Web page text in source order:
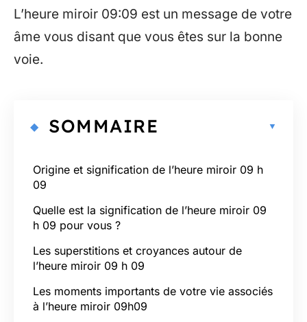
L’heure miroir 09:09 est un message de votre
âme vous disant que vous êtes sur la bonne
voie.
SOMMAIRE
Origine et signification de l’heure miroir 09 h
09
Quelle est la signification de l’heure miroir 09
h 09 pour vous ?
Les superstitions et croyances autour de
l’heure miroir 09 h 09
Les moments importants de votre vie associés
à l’heure miroir 09h09